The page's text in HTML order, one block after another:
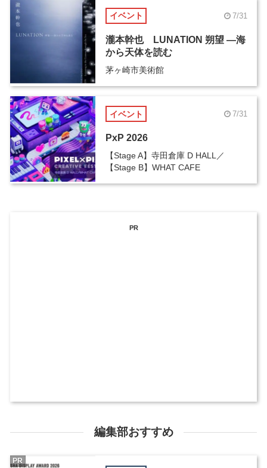
イベント 7/31
瀧本幹也 LUNATION 朔望 ―海
から天体を読む
茅ヶ崎市美術館
イベント 7/31
PxP 2026
【Stage A】寺田倉庫 D HALL／
【Stage B】WHAT CAFE
PR
編集部おすすめ
PR